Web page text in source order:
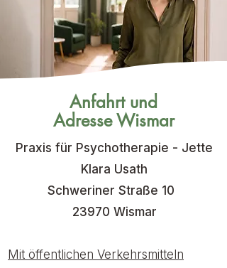
Anfahrt und
AdresseWismar
Praxis für Psychotherapie - Jette
Klara Usath
Schweriner Straße 10
23970 Wismar
Mit öffentlichen Verkehrsmitteln